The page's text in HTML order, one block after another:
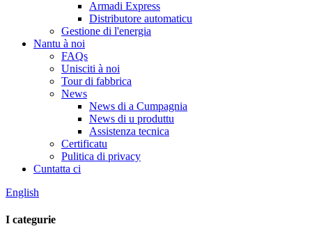
Armadi Express
Distributore automaticu
Gestione di l'energia
Nantu à noi
FAQs
Unisciti à noi
Tour di fabbrica
News
News di a Cumpagnia
News di u produttu
Assistenza tecnica
Certificatu
Pulitica di privacy
Cuntatta ci
English
I categurie